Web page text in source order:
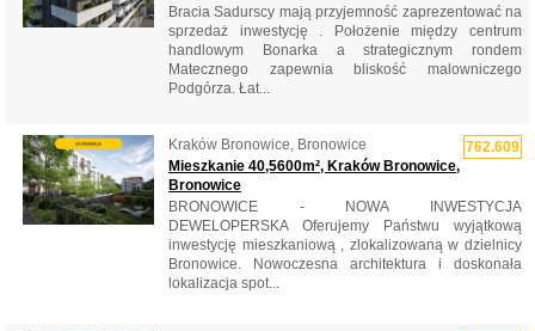
Bracia Sadurscy mają przyjemność zaprezentować na
sprzedaż inwestycję . Położenie między centrum
handlowym Bonarka a strategicznym rondem
Matecznego zapewnia bliskość malowniczego
Podgórza. Łat...
762.609
Kraków Bronowice, Bronowice
Mieszkanie 40,5600m², Kraków Bronowice,
Bronowice
BRONOWICE - NOWA INWESTYCJA
DEWELOPERSKA Oferujemy Państwu wyjątkową
inwestycję mieszkaniową , zlokalizowaną w dzielnicy
Bronowice. Nowoczesna architektura i doskonała
lokalizacja spot...